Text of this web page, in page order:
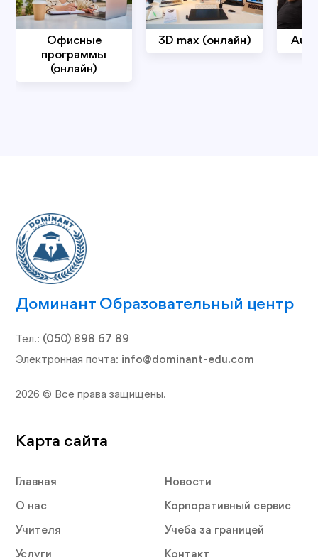
Офисные
программы
(онлайн)
3D max (онлайн)
Доминант Образовательный центр
Тел.: (050) 898 67 89
Электронная почта: info@dominant-edu.com
2026 © Все права защищены.
Карта сайта
Главная
О нас
Учителя
Новости
Корпоративный сервис
Учеба за границей